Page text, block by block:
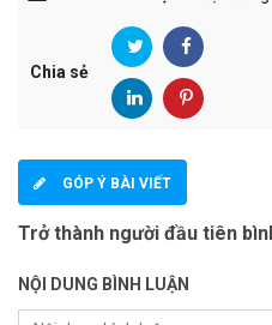
Chia sẻ
GÓP Ý BÀI VIẾT
Trở thành người đầu tiên
NỘI DUNG BÌNH LUẬN